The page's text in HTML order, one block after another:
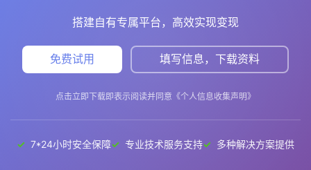
搭建自有专属平台，高效实现变现
免费试用 填写信息，下载资料
点击立即下载即表示阅读并同意《个人信息收集声明》
7*24小时安全保障 专业技术服务支持 多种解决方案提供